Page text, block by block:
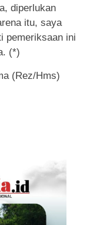
diperlukan
itu, saya
pemeriksaan ini
(*)
(Rez/Hms)